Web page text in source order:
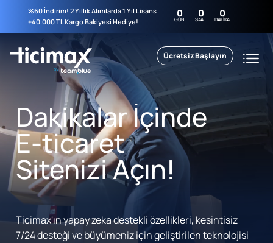
%60 İndirim! 2 Yıllık Alımlarda 1 Yıl Lisans
+40.000 TL Kargo Bakiyesi Hediye!
0
GÜN 0
SAAT 0
DAKIKA
Ücretsiz Başlayın
Dakikalar İçinde
E-ticaret
Sitenizi Açın!
Ticimax'ın yapay zeka destekli özellikleri, kesintisiz
7/24 desteği ve büyümeniz için geliştirilen teknolojisi